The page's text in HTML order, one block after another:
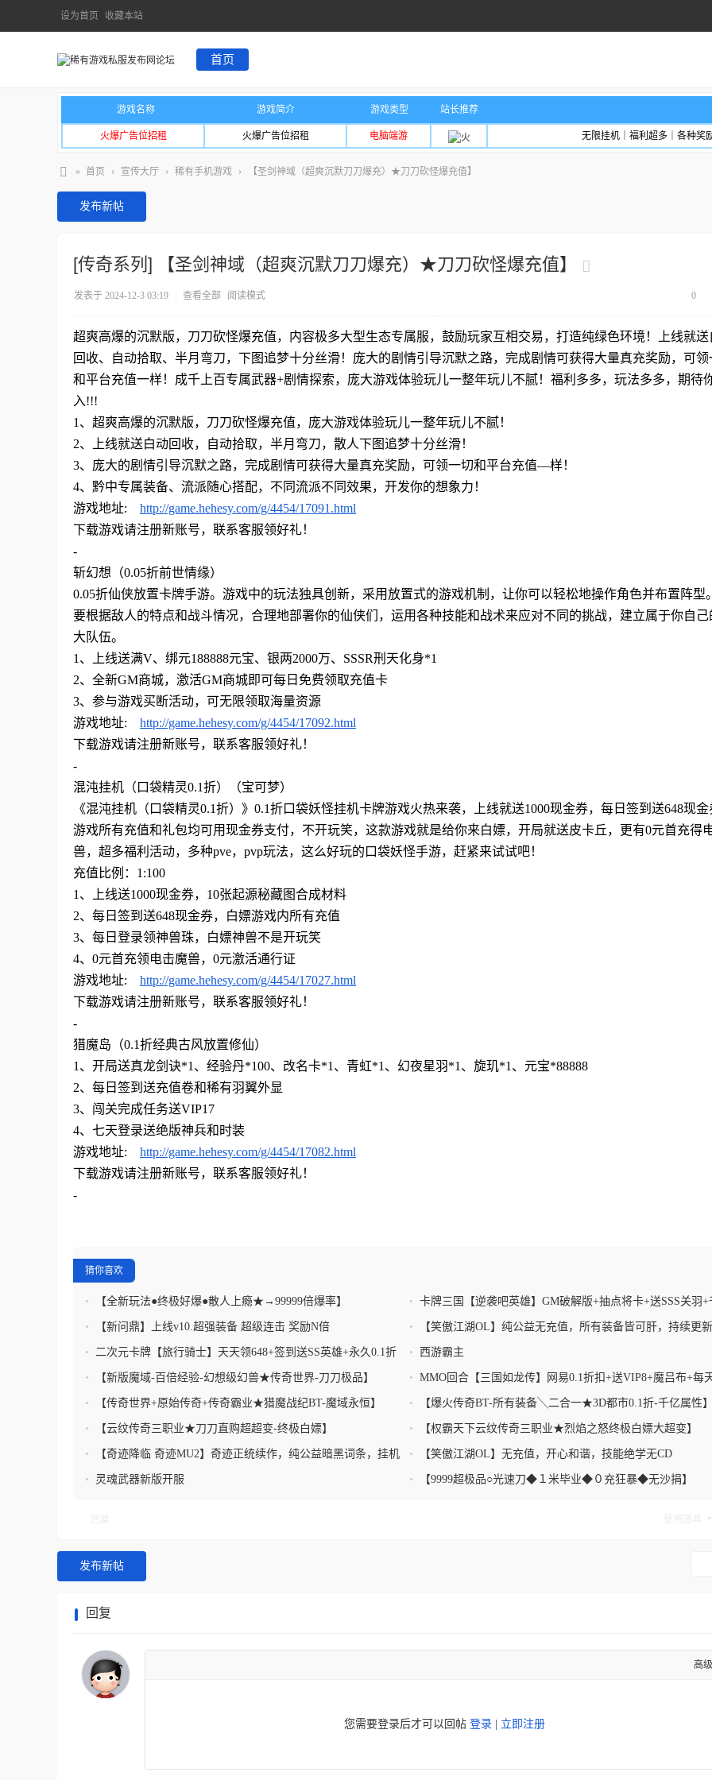
设为首页 收藏本站
首页
游戏名称 游戏简介 游戏类型 站长推荐
火爆广告位招租 火爆广告位招租 电脑端游 无限挂机｜福利超多｜各种奖
» 首页 › 宣传大厅 › 稀有手机游戏 › 【圣剑神域（超爽沉默刀刀爆充）★刀刀砍怪爆充值】
发布新帖
[传奇系列] 【圣剑神域（超爽沉默刀刀爆充）★刀刀砍怪爆充值】
0
发表于 2024-12-3 03:19 查看全部 阅读模式
超爽高爆的沉默版，刀刀砍怪爆充值，内容极多大型生态专属服，鼓励玩家互相交易，打造纯绿色环境！上线就送
回收、自动拾取、半月弯刀，下图追梦十分丝滑！庞大的剧情引导沉默之路，完成剧情可获得大量真充奖励，可领
和平台充值一样！成千上百专属武器+剧情探索，庞大游戏体验玩儿一整年玩儿不腻！福利多多，玩法多多，期待
入!!!
1、超爽高爆的沉默版，刀刀砍怪爆充值，庞大游戏体验玩儿一整年玩儿不腻！
2、上线就送白动回收，自动拾取，半月弯刀，散人下图追梦十分丝滑！
3、庞大的剧情引导沉默之路，完成剧情可获得大量真充奖励，可领一切和平台充值—样！
4、黔中专属装备、流派随心搭配，不同流派不同效果，开发你的想象力！
游戏地址: http://game.hehesy.com/g/4454/17091.html
下载游戏请注册新账号，联系客服领好礼！
-
斩幻想（0.05折前世情缘）
0.05折仙侠放置卡牌手游。游戏中的玩法独具创新，采用放置式的游戏机制，让你可以轻松地操作角色并布置阵型
要根据敌人的特点和战斗情况，合理地部署你的仙侠们，运用各种技能和战术来应对不同的挑战，建立属于你自己
大队伍。
1、上线送满V、绑元188888元宝、银两2000万、SSSR刑天化身*1
2、全新GM商城，激活GM商城即可每日免费领取充值卡
3、参与游戏买断活动，可无限领取海量资源
游戏地址: http://game.hehesy.com/g/4454/17092.html
下载游戏请注册新账号，联系客服领好礼！
-
混沌挂机（口袋精灵0.1折）（宝可梦）
《混沌挂机（口袋精灵0.1折）》0.1折口袋妖怪挂机卡牌游戏火热来袭，上线就送1000现金券，每日签到送648现金
游戏所有充值和礼包均可用现金券支付，不开玩笑，这款游戏就是给你来白嫖，开局就送皮卡丘，更有0元首充得
兽，超多福利活动，多种pve，pvp玩法，这么好玩的口袋妖怪手游，赶紧来试试吧！
充值比例： 1:100
1、上线送1000现金券，10张起源秘藏图合成材料
2、每日签到送648现金券，白嫖游戏内所有充值
3、每日登录领神兽珠，白嫖神兽不是开玩笑
4、0元首充领电击魔兽，0元激活通行证
游戏地址: http://game.hehesy.com/g/4454/17027.html
下载游戏请注册新账号，联系客服领好礼！
-
猎魔岛（0.1折经典古风放置修仙）
1、开局送真龙剑诀*1、经验丹*100、改名卡*1、青虹*1、幻夜星羽*1、旋玑*1、元宝*88888
2、每日签到送充值卷和稀有羽翼外显
3、闯关完成任务送VIP17
4、七天登录送绝版神兵和时装
游戏地址: http://game.hehesy.com/g/4454/17082.html
下载游戏请注册新账号，联系客服领好礼！
-
猜你喜欢
• 【全新玩法●终极好爆●散人上瘾★→99999倍爆率】 • 卡牌三国【逆袭吧英雄】GM破解版+抽点将卡+送SSS关羽+
现金
• 【新问鼎】上线v10.超强装备 超级连击 奖励N倍 • 【笑傲江湖OL】纯公益无充值，所有装备皆可肝，持续更新
• 二次元卡牌【旅行骑士】天天领648+签到送SS英雄+永久0.1折
+百亿代金券
• 西游霸主
• 【新版魔域-百倍经验-幻想级幻兽★传奇世界-刀刀极品】 • MMO回合【三国如龙传】网易0.1折扣+送VIP8+魔吕布+每
充值+百连抽最强阵容
• 【传奇世界+原始传奇+传奇霸业★猎魔战纪BT-魔域永恒】 • 【爆火传奇BT-所有装备╲二合一★3D都市0.1折-千亿属性】
• 【云纹传奇三职业★刀刀直购超超变-终极白嫖】 • 【权霸天下云纹传奇三职业★烈焰之怒终极白嫖大超变】
•
【奇迹降临 奇迹MU2】奇迹正统续作，纯公益暗黑词条，挂机
系统，天赋 护符 神器
• 【笑傲江湖OL】无充值，开心和谐，技能绝学无CD
• 灵魂武器新版开服 • 【9999超极品○光速刀◆１米毕业◆０充狂暴◆无沙捐】
发布新帖
回复
高
您需要登录后才可以回帖 登录 立即注册